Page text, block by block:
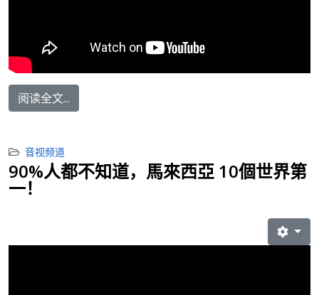
阅读全文...
音视频道
90%人都不知道，馬來西亞 10個世界第
一！